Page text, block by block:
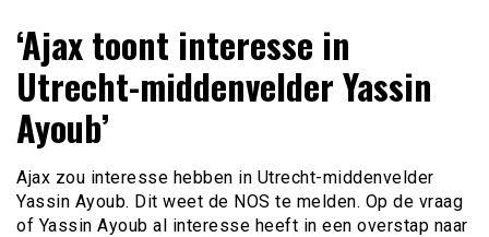
Online Games RSS
verzameld
‘Ajax toont interesse in
Utrecht-middenvelder Yassin
Ayoub’
Ajax zou interesse hebben in Utrecht-middenvelder
Yassin Ayoub. Dit weet de NOS te melden. Op de vraag
of Yassin Ayoub al interesse heeft in een overstap naar